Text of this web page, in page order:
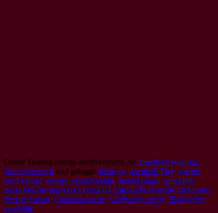
Dieser Eintrag wurde veröffentlicht am Emeklilik Hukuku,
Uncategorized und getaggt almanya, Avrupali Türk, avukat
serif yilmaz, emekli, emekli aylığı, emekli maaşı, emeklilik,
maas hesabi, mavi kart emeklilik, türkische Anwalt, türkische
Rechtsanwalt, türkische rente, türkisches recht, Türkiyeden
emeklilik.